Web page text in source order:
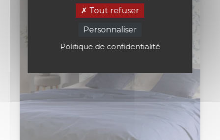
Tout refuser
Personnaliser
Politique de confidentialité